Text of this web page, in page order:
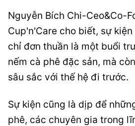
Nguyễn Bích Chi-Ceo&Co-
Cup'n'Care cho biết, sự
chỉ đơn thuần là một buổi
nếm cà phê đặc sản, mà
sâu sắc với thế hệ đi trước.
Sự kiện cũng là dịp để
phê, các chuyên gia trong